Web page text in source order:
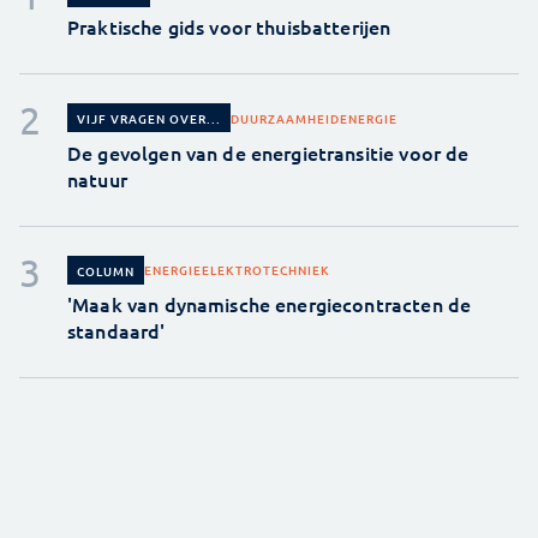
Praktische gids voor thuisbatterijen
VIJF VRAGEN OVER... DUURZAAMHEIDENERGIE
De gevolgen van de energietransitie voor de
natuur
COLUMN ENERGIEELEKTROTECHNIEK
'Maak van dynamische energiecontracten de
standaard'